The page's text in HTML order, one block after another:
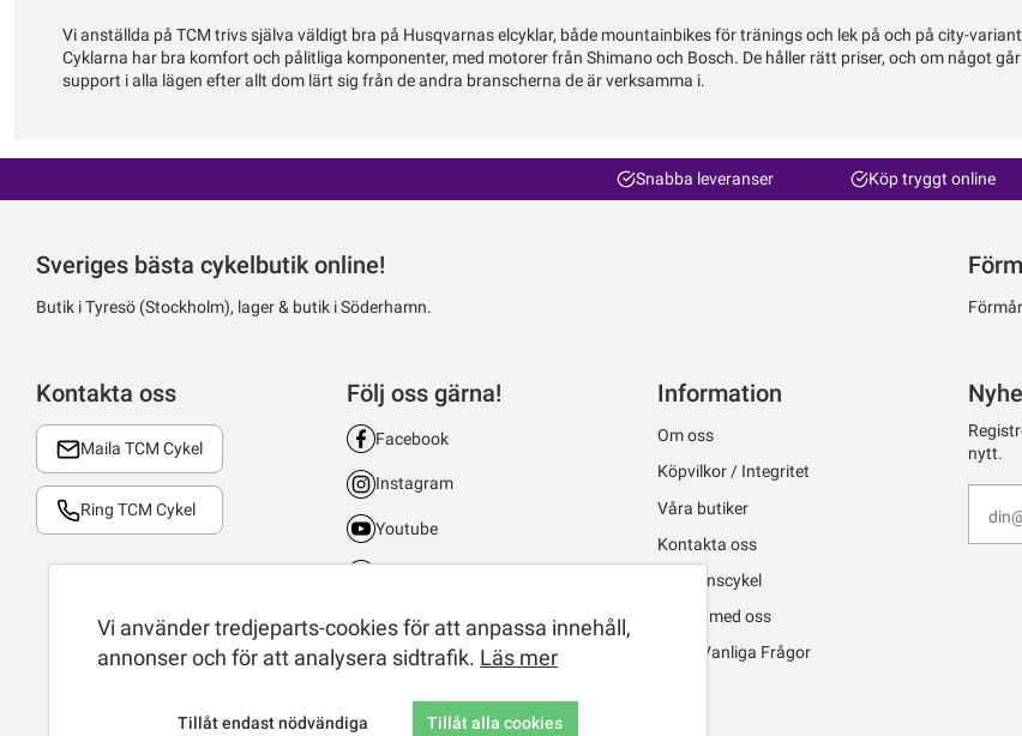
Vi anställda på TCM trivs själva väldigt bra på Husqvarnas elcyklar, både mountainbikes för tränings och lek på och på city-
Cyklarna har bra komfort och pålitliga komponenter, med motorer från Shimano och Bosch. De håller rätt priser, och om något
support i alla lägen efter allt dom lärt sig från de andra branscherna de är verksamma i.
Snabba leveranser Köp tryggt online
Sveriges bästa cykelbutik online!
Butik i Tyresö (Stockholm), lager & butik i Söderhamn.
Kontakta oss
Maila TCM Cykel
Ring TCM Cykel
Följ oss gärna!
Facebook
Instagram
Youtube
TikTok
Information
Om oss
Köpvilkor / Integritet
Våra butiker
Kontakta oss
Förmånscykel
Jobba med oss
FAQ - Vanliga Frågor
nytt.
Vi använder tredjeparts-cookies för att anpassa innehåll,
annonser och för att analysera sidtrafik. Läs mer
Tillåt endast nödvändiga Tillåt alla cookies